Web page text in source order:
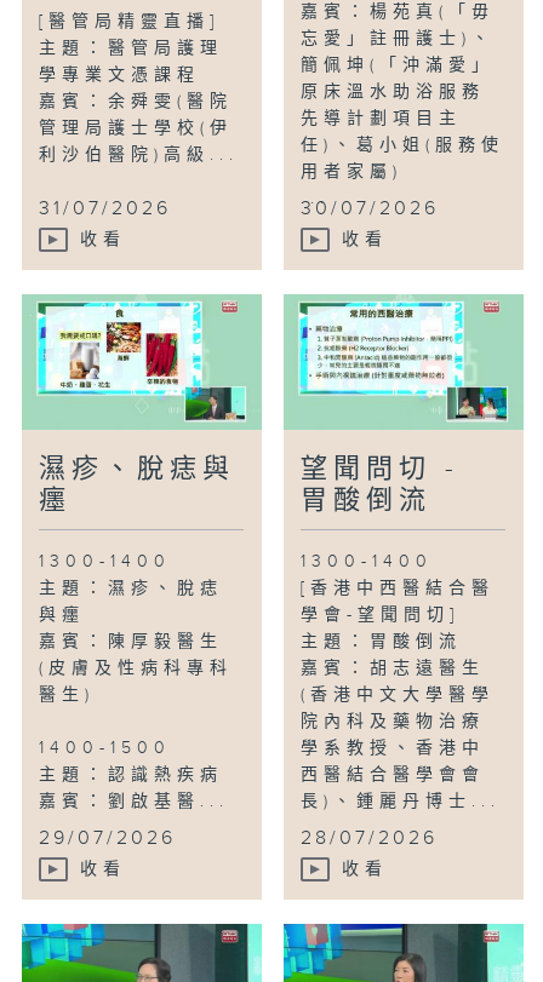
[醫管局精靈直播]
主題：醫管局護理
學專業文憑課程
嘉賓：余舜雯(醫院
管理局護士學校(伊
利沙伯醫院)高級...
31/07/2026
收看
嘉賓：楊苑真(「毋
忘愛」註冊護士)、
簡佩坤(「沖滿愛」
原床溫水助浴服務
先導計劃項目主
任)、葛小姐(服務使
用者家屬)
...
30/07/2026
收看
濕疹、脫痣與
癦
1300-1400
主題：濕疹、脫痣
與癦
嘉賓：陳厚毅醫生
(皮膚及性病科專科
醫生)
1400-1500
主題：認識熱疾病
嘉賓：劉啟基醫...
29/07/2026
收看
望聞問切 -
胃酸倒流
1300-1400
[香港中西醫結合醫
學會-望聞問切]
主題：胃酸倒流
嘉賓：胡志遠醫生
(香港中文大學醫學
院內科及藥物治療
學系教授、香港中
西醫結合醫學會會
長)、鍾麗丹博士...
28/07/2026
收看